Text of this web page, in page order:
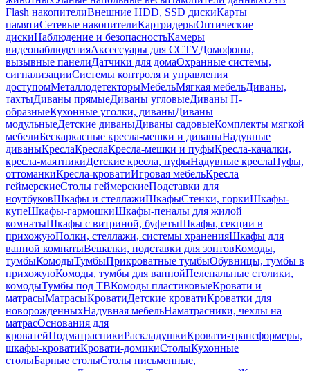
Flash накопителиВнешние HDD, SSD дискиКарты
памятиСетевые накопителиКартридерыОптические
дискиНаблюдение и безопасностьКамеры
видеонаблюденияАксессуары для CCTVДомофоны,
вызывные панелиДатчики для домаОхранные системы,
сигнализацииСистемы контроля и управления
доступомМеталлодетекторыМебельМягкая мебельДиваны,
тахтыДиваны прямыеДиваны угловыеДиваны П-
образныеКухонные уголки, диваныДиваны
модульныеДетские диваныДиваны садовыеКомплекты мягкой
мебелиБескаркасные кресла-мешки и диваныНадувные
диваныКреслаКреслаКресла-мешки и пуфыКресла-качалки,
кресла-маятникиДетские кресла, пуфыНадувные креслаПуфы,
оттоманкиКресла-кроватиИгровая мебельКресла
геймерскиеСтолы геймерскиеПодставки для
ноутбуковШкафы и стеллажиШкафыСтенки, горкиШкафы-
купеШкафы-гармошкиШкафы-пеналы для жилой
комнатыШкафы с витриной, буфетыШкафы, секции в
прихожуюПолки, стеллажи, системы храненияШкафы для
ванной комнатыВешалки, подставки для зонтовКомоды,
тумбыКомодыТумбыПрикроватные тумбыОбувницы, тумбы в
прихожуюКомоды, тумбы для ваннойПеленальные столики,
комодыТумбы под ТВКомоды пластиковыеКровати и
матрасыМатрасыКроватиДетские кроватиКроватки для
новорожденныхНадувная мебельНаматрасники, чехлы на
матрасОснования для
кроватейПодматрасникиРаскладушкиКровати-трансформеры,
шкафы-кроватиКровати-домикиСтолыКухонные
столыБарные столыСтолы письменные,